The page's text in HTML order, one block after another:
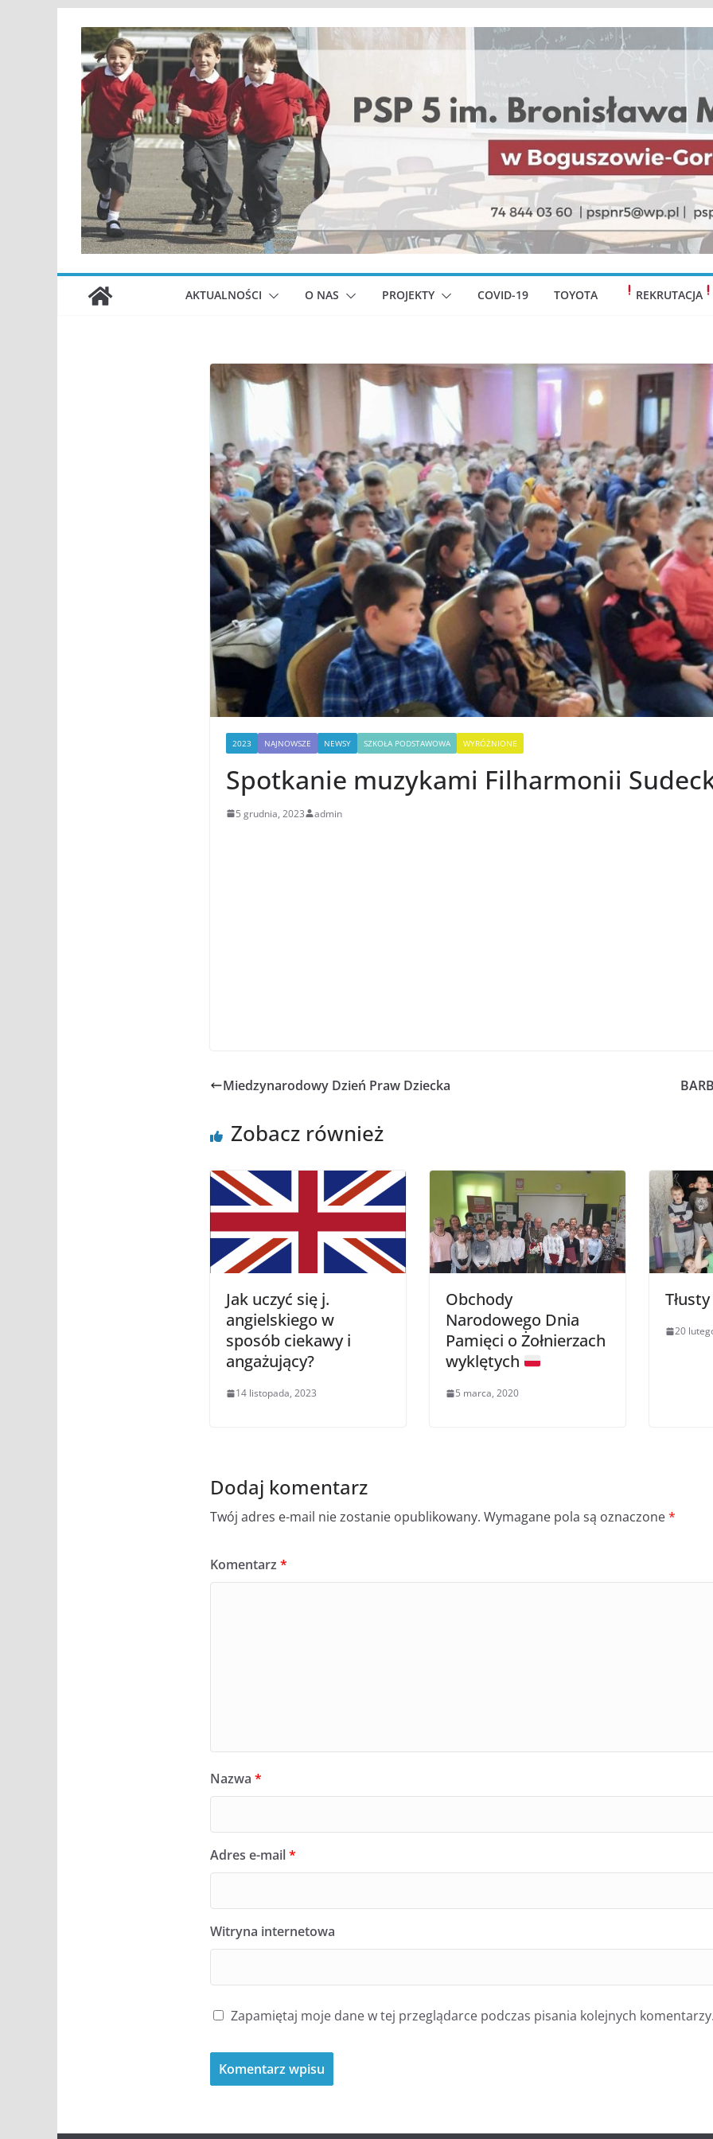
AKTUALNOŚCI O NAS PROJEKTY COVID-19 TOYOTA REKRUTACJA
2023 NAJNOWSZE NEWSY SZKOŁA PODSTAWOWA WYRÓŻNIONE
Spotkanie muzykami Filharmonii
5 grudnia, 2023 admin
Miedzynarodowy Dzień Praw Dziecka
Zobacz również
Jak uczyć się j.
angielskiego w
sposób ciekawy i
angażujący?
14 listopada, 2023
Obchody
Narodowego Dnia
Pamięci o Żołnierzach
wyklętych
5 marca, 2020
20
Dodaj komentarz
Twój adres e-mail nie zostanie opublikowany. Wymagane pola są oznaczone*
Komentarz *
Nazwa *
Adres e-mail*
Witryna internetowa
Zapamiętaj moje dane w tej przeglądarce podczas pisania kolejnych